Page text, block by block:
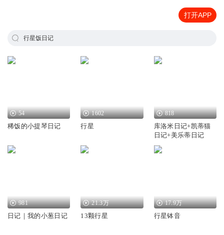
打开APP
行星饭日记
54
稀饭的小提琴日记
1602
行星
818
库洛米日记+凯蒂猫
日记+美乐蒂日记
981
日记｜我的小葱日记
21.3万
13颗行星
17.9万
行星钵音